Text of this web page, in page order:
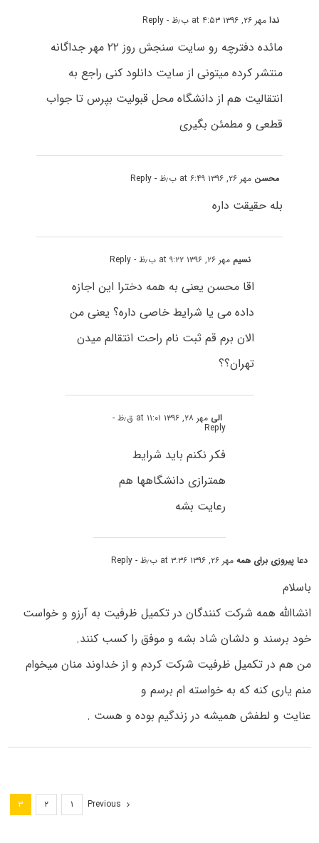
ندامهر ۲۶, ۱۳۹۶ at ۴:۵۳ ب٫ظ - Reply
مائده دفترچه رو سایت سنجش روز ۲۲ مهر جداگانه
منتشر کرده میتونی از سایت دانلود کنی راجع به
انتقالیت هم از دانشگاه محل قبولیت بپرس تا جواب
قطعی و مطمئن بگیری
محسن مهر ۲۶, ۱۳۹۶ at ۶:۴۹ ب٫ظ - Reply
بله حقیقت داره
نسیم مهر ۲۶, ۱۳۹۶ at ۹:۲۲ ب٫ظ - Reply
اقا محسن یعنی به همه دخترا این اجازه
داده می یا شرایط خاصی داره؟ یعنی من
الان برم قم ثبت نام راحت انتقالم میدن
تهران؟؟
الی مهر ۲۸, ۱۳۹۶ at ۱۱:۰۱ ق٫ظ -
Reply
فکر نکنم باید شرایط
همترازی دانشگاهها هم
رعایت بشه
دعا پیروزی برای همهمهر ۲۶, ۱۳۹۶ at ۳:۳۶ ب٫ظ - Reply
باسلام
انشاالله همه شرکت کنندگان در تکمیل ظرفیت به آرزو و خواست
خود برسند و دلشان شاد بشه و موفق را کسب کنند.
من هم در تکمیل ظرفیت شرکت کردم و از خداوند منان میخوام
منم یاری کنه که به خواسته ام برسم و
عنایت و لطفش همیشه در زندگیم بوده و هست .
Previous ۱ ۲ ۳